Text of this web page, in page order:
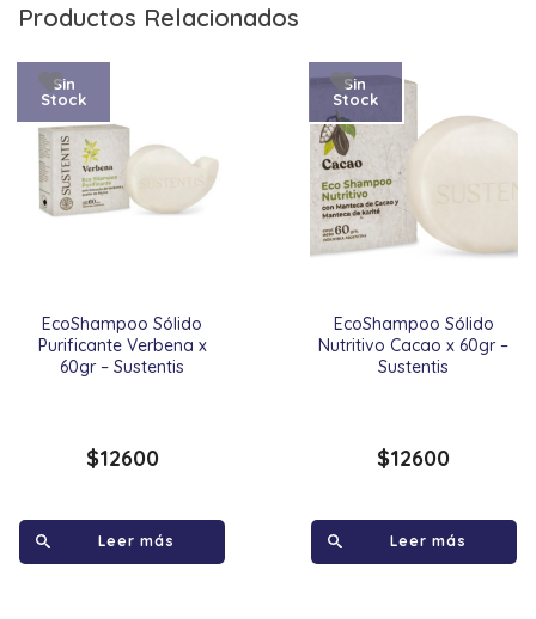
Productos Relacionados
EcoShampoo Sólido
Purificante Verbena x
60gr – Sustentis
Sin
Stock
$12600
Leer más
EcoShampoo Sólido
Nutritivo Cacao x 60gr –
Sustentis
Sin
Stock
$12600
Leer más